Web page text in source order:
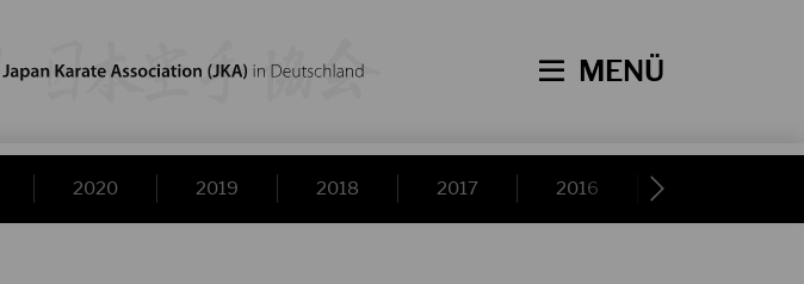
MENÜ
2020 2019 2018 2017 2016